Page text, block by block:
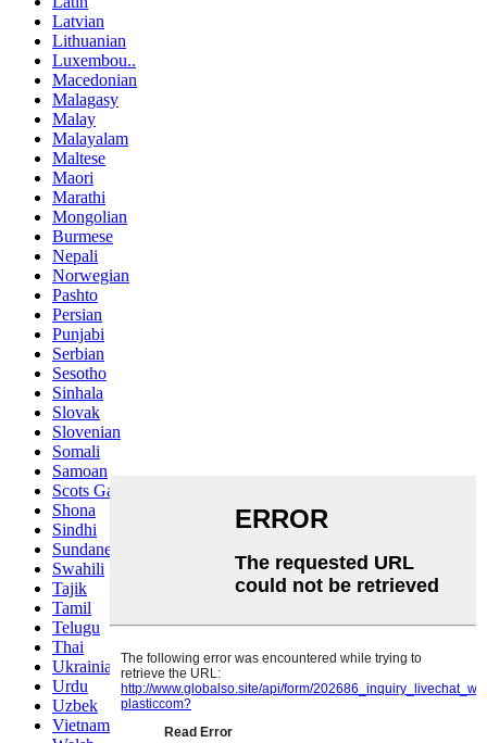
Latvian
Lithuanian
Luxembou..
Macedonian
Malagasy
Malay
Malayalam
Maltese
Maori
Marathi
Mongolian
Burmese
Nepali
Norwegian
Pashto
Persian
Punjabi
Serbian
Sesotho
Sinhala
Slovak
Slovenian
Somali
Samoan
Scots Gaelic
Shona
Sindhi
Sundanese
Swahili
Tajik
Tamil
Telugu
Thai
Ukrainian
Urdu
Uzbek
Vietnamese